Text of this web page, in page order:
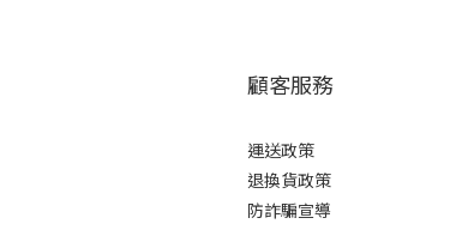
顧客服務
運送政策
退換貨政策
防詐騙宣導